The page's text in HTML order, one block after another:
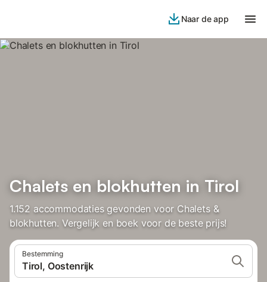
Naar de app
Chalets en blokhutten in Tirol
1.152 accommodaties gevonden voor Chalets &
blokhutten. Vergelijk en boek voor de beste prijs!
Bestemming
Tirol, Oostenrijk